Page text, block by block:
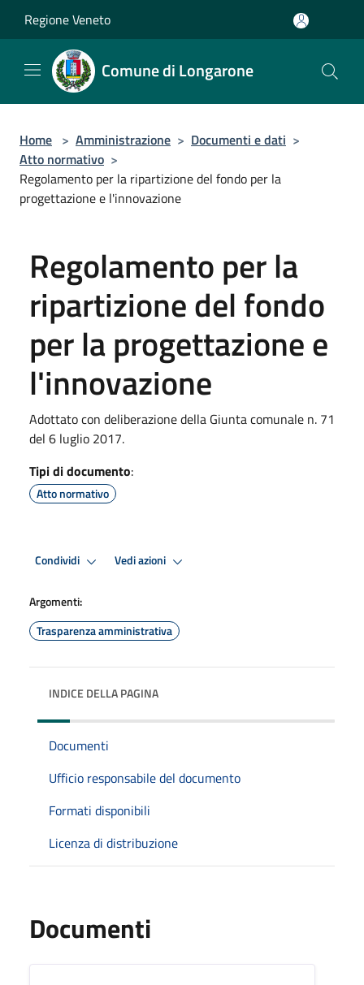
Regione Veneto
Comune di Longarone
Home > Amministrazione > Documenti e dati >
Atto normativo >
Regolamento per la ripartizione del fondo per la
progettazione e l'innovazione
Regolamento per la
ripartizione del fondo
per la progettazione e
l'innovazione
Adottato con deliberazione della Giunta comunale n. 71
del 6 luglio 2017.
Tipi di documento:
Atto normativo
Condividi Vedi azioni
Argomenti:
Trasparenza amministrativa
INDICE DELLA PAGINA
Documenti
Ufficio responsabile del documento
Formati disponibili
Licenza di distribuzione
Documenti